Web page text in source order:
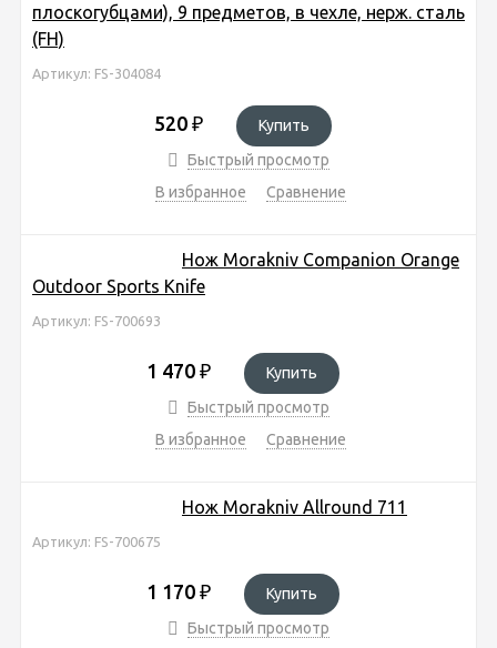
плоскогубцами), 9 предметов, в чехле, нерж. cталь
(FH)
Артикул: FS-304084
520 ₽
Купить
Быстрый просмотр
В избранное
Сравнение
Нож Morakniv Companion Orange
Outdoor Sports Knife
Артикул: FS-700693
1 470 ₽
Купить
Быстрый просмотр
В избранное
Сравнение
Нож Morakniv Allround 711
Артикул: FS-700675
1 170 ₽
Купить
Быстрый просмотр